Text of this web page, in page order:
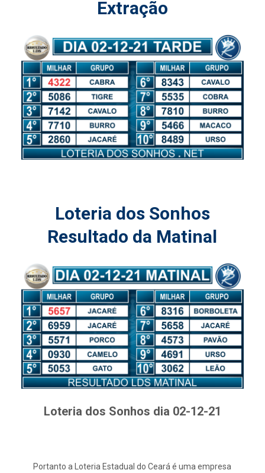
Extração
Loteria dos Sonhos
Resultado da Matinal
Loteria dos Sonhos dia 02-12-21
Portanto a Loteria Estadual do Ceará é uma empresa